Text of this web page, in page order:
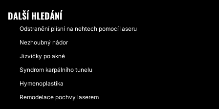
DALŠÍ HLEDÁNÍ
Odstranění plísní na nehtech pomocí laseru
Nezhoubný nádor
Jizvičky po akné
Syndrom karpálního tunelu
Hymenoplastika
Remodelace pochvy laserem